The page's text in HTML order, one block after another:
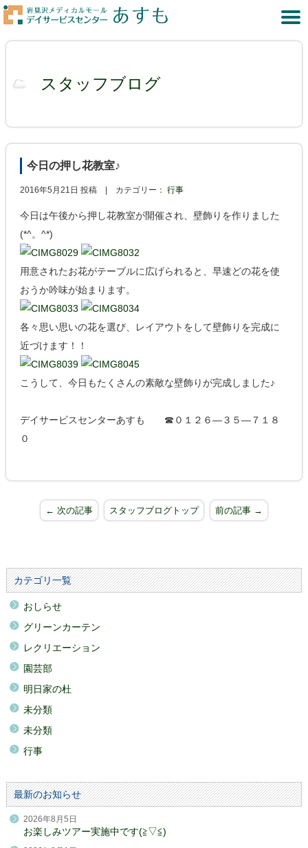
スタッフブログ
今日の押し花教室♪
2016年5月21日 投稿 | カテゴリー：行事
今日は午後から押し花教室が開催され、壁飾りを作りました
(*^。^*)
用意されたお花がテーブルに広げられると、早速どの花を使
おうか吟味が始まります。
各々思い思いの花を選び、レイアウトをして壁飾りを完成に
近づけます！！
こうして、今日もたくさんの素敵な壁飾りが完成しました♪
デイサービスセンターあすも ☎０１２６―３５―７１８
０
← 次の記事 スタッフブログトップ 前の記事 →
カテゴリ一覧
おしらせ
グリーンカーテン
レクリエーション
園芸部
明日家の杜
未分類
未分類
行事
最新のお知らせ
2026年8月5日
お楽しみツアー実施中です(≧▽≦)